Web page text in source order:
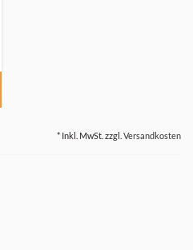
* Inkl. MwSt. zzgl. Versandkosten